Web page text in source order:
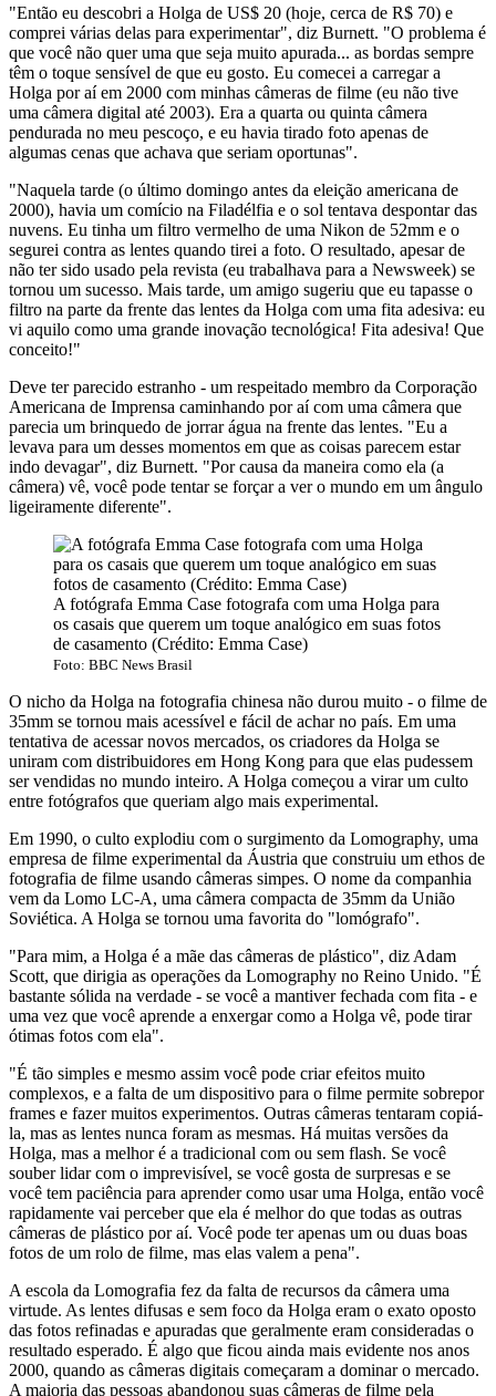
"Então eu descobri a Holga de US$ 20 (hoje, cerca de R$ 70) e
comprei várias delas para experimentar", diz Burnett. "O problema é
que você não quer uma que seja muito apurada... as bordas sempre
têm o toque sensível de que eu gosto. Eu comecei a carregar a
Holga por aí em 2000 com minhas câmeras de filme (eu não tive
uma câmera digital até 2003). Era a quarta ou quinta câmera
pendurada no meu pescoço, e eu havia tirado foto apenas de
algumas cenas que achava que seriam oportunas".
"Naquela tarde (o último domingo antes da eleição americana de
2000), havia um comício na Filadélfia e o sol tentava despontar das
nuvens. Eu tinha um filtro vermelho de uma Nikon de 52mm e o
segurei contra as lentes quando tirei a foto. O resultado, apesar de
não ter sido usado pela revista (eu trabalhava para a Newsweek) se
tornou um sucesso. Mais tarde, um amigo sugeriu que eu tapasse o
filtro na parte da frente das lentes da Holga com uma fita adesiva: eu
vi aquilo como uma grande inovação tecnológica! Fita adesiva! Que
conceito!"
Deve ter parecido estranho - um respeitado membro da Corporação
Americana de Imprensa caminhando por aí com uma câmera que
parecia um brinquedo de jorrar água na frente das lentes. "Eu a
levava para um desses momentos em que as coisas parecem estar
indo devagar", diz Burnett. "Por causa da maneira como ela (a
câmera) vê, você pode tentar se forçar a ver o mundo em um ângulo
ligeiramente diferente".
A fotógrafa Emma Case fotografa com uma Holga para
os casais que querem um toque analógico em suas fotos
de casamento (Crédito: Emma Case)
Foto: BBC News Brasil
O nicho da Holga na fotografia chinesa não durou muito - o filme de
35mm se tornou mais acessível e fácil de achar no país. Em uma
tentativa de acessar novos mercados, os criadores da Holga se
uniram com distribuidores em Hong Kong para que elas pudessem
ser vendidas no mundo inteiro. A Holga começou a virar um culto
entre fotógrafos que queriam algo mais experimental.
Em 1990, o culto explodiu com o surgimento da Lomography, uma
empresa de filme experimental da Áustria que construiu um ethos de
fotografia de filme usando câmeras simpes. O nome da companhia
vem da Lomo LC-A, uma câmera compacta de 35mm da União
Soviética. A Holga se tornou uma favorita do "lomógrafo".
"Para mim, a Holga é a mãe das câmeras de plástico", diz Adam
Scott, que dirigia as operações da Lomography no Reino Unido. "É
bastante sólida na verdade - se você a mantiver fechada com fita - e
uma vez que você aprende a enxergar como a Holga vê, pode tirar
ótimas fotos com ela".
"É tão simples e mesmo assim você pode criar efeitos muito
complexos, e a falta de um dispositivo para o filme permite sobrepor
frames e fazer muitos experimentos. Outras câmeras tentaram copiá-
la, mas as lentes nunca foram as mesmas. Há muitas versões da
Holga, mas a melhor é a tradicional com ou sem flash. Se você
souber lidar com o imprevisível, se você gosta de surpresas e se
você tem paciência para aprender como usar uma Holga, então você
rapidamente vai perceber que ela é melhor do que todas as outras
câmeras de plástico por aí. Você pode ter apenas um ou duas boas
fotos de um rolo de filme, mas elas valem a pena".
A escola da Lomografia fez da falta de recursos da câmera uma
virtude. As lentes difusas e sem foco da Holga eram o exato oposto
das fotos refinadas e apuradas que geralmente eram consideradas o
resultado esperado. É algo que ficou ainda mais evidente nos anos
2000, quando as câmeras digitais começaram a dominar o mercado.
A maioria das pessoas abandonou suas câmeras de filme pela